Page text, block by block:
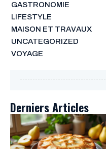
GASTRONOMIE
LIFESTYLE
MAISON ET TRAVAUX
UNCATEGORIZED
VOYAGE
Derniers Articles